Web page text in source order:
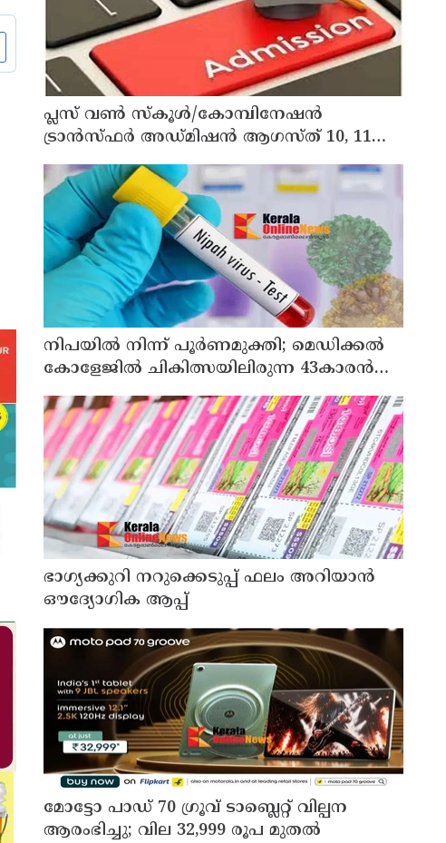
പ്ലസ് വൺ സ്‌കൂൾ/കോമ്പിനേഷൻ
ട്രാൻസ്ഫർ അഡ്മിഷൻ ആഗസ്ത് 10, 11
തീയതികളിൽ
നിപയിൽ നിന്ന് പൂർണമുക്തി; മെഡിക്കൽ
കോളേജിൽ ചികിത്സയിലിരുന്ന 43കാരൻ
വീട്ടിലേക്ക് മടങ്ങി
ഭാഗ്യക്കുറി നറുക്കെടുപ്പ് ഫലം അറിയാൻ
ഔദ്യോഗിക ആപ്പ്
മോട്ടോ പാഡ് 70 ഗ്രൂവ് ടാബ്ലെറ്റ് വില്പന
ആരംഭിച്ചു; വില 32,999 രൂപ മുതൽ